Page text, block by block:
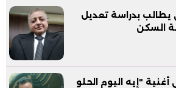
يطالب بدراسة تعديل
السكن
"إيه اليوم الحلو